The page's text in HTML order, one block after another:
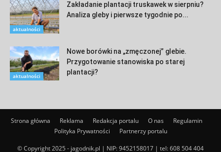
aktualności
Zakładanie plantacji truskawek w sierpniu?
Analiza gleby i pierwsze tygodnie po...
aktualności
Nowe borówki na „zmęczonej” glebie.
Przygotowanie stanowiska po starej
plantacji?
Strona główna Reklama Redakcja portalu O nas
Regulamin
Polityka Prywatności
Partnerzy portalu
© Copyright 2025 - jagodnik.pl | NIP: 9452158017 | tel:608 504 404